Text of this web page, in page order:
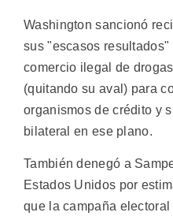
Washington sancionó
sus "escasos resultados"
comercio ilegal de
(quitando su aval) para
organismos de crédito y
bilateral en ese plano.
También denegó a
Estados Unidos por
que la campaña